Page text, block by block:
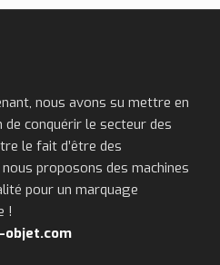
nous avons su mettre en
conquérir le secteur des
le fait d’être des
proposons des machines
pour un marquage
!
objet.com